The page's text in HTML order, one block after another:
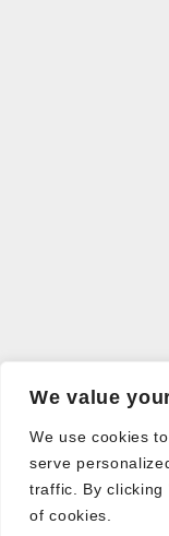
We value
We use cookies
serve
traffic. By clicking
of cookies.